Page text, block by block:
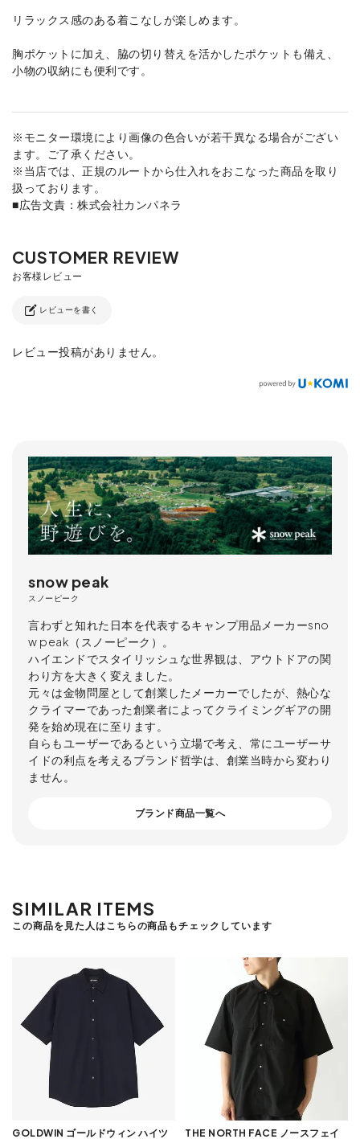
リラックス感のある着こなしが楽しめます。
胸ポケットに加え、脇の切り替えを活かしたポケットも備え、
小物の収納にも便利です。
※モニター環境により画像の色合いが若干異なる場合がござい
ます。ご了承ください。
※当店では、正規のルートから仕入れをおこなった商品を取り
扱っております。
■広告文責：株式会社カンパネラ
レビューを書く
レビュー投稿がありません。
snow peak
スノーピーク
言わずと知れた日本を代表するキャンプ用品メーカーsno
w peak（スノーピーク）。
ハイエンドでスタイリッシュな世界観は、アウトドアの関
わり方を大きく変えました。
元々は金物問屋として創業したメーカーでしたが、熱心な
クライマーであった創業者によってクライミングギアの開
発を始め現在に至ります。
自らもユーザーであるという立場で考え、常にユーザーサ
イドの利点を考えるブランド哲学は、創業当時から変わり
ません。
ブランド商品一覧へ
SIMILAR ITEMS
この商品を見た人はこちらの商品もチェックしています
GOLDWIN ゴールドウィン ハイツ THE NORTH FACE ノースフェイ